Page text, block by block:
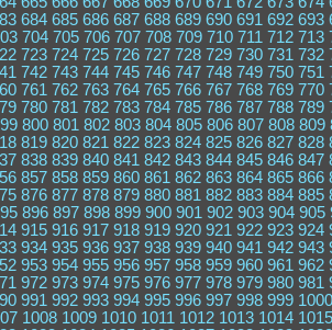
684 685 686 687 688 689 690 691 692 693
704 705 706 707 708 709 710 711 712 713
723 724 725 726 727 728 729 730 731 732
742 743 744 745 746 747 748 749 750 751
761 762 763 764 765 766 767 768 769 770
780 781 782 783 784 785 786 787 788 789
800 801 802 803 804 805 806 807 808 809
819 820 821 822 823 824 825 826 827 828
838 839 840 841 842 843 844 845 846 847
857 858 859 860 861 862 863 864 865 866
876 877 878 879 880 881 882 883 884 885
896 897 898 899 900 901 902 903 904 905
915 916 917 918 919 920 921 922 923 924
934 935 936 937 938 939 940 941 942 943
953 954 955 956 957 958 959 960 961 962
972 973 974 975 976 977 978 979 980 981
991 992 993 994 995 996 997 998 999 1000
1008 1009 1010 1011 1012 1013 1014 1015